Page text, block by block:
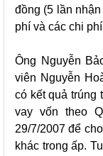
đồng (5 lần
phí và các chi
Ông Nguyễn
viên Nguyễn
có kết quả trúng
vay vốn theo
29/7/2007 để
khác trong ấp.